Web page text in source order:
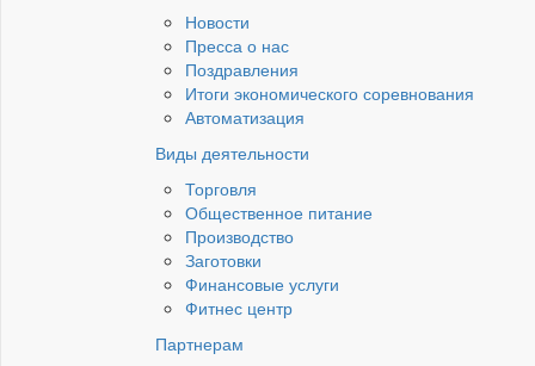
Новости
Пресса о нас
Поздравления
Итоги экономического соревнования
Автоматизация
Виды деятельности
Торговля
Общественное питание
Производство
Заготовки
Финансовые услуги
Фитнес центр
Партнерам